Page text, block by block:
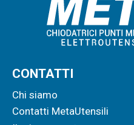
CONTATTI
Chi siamo
Contatti MetaUtensili